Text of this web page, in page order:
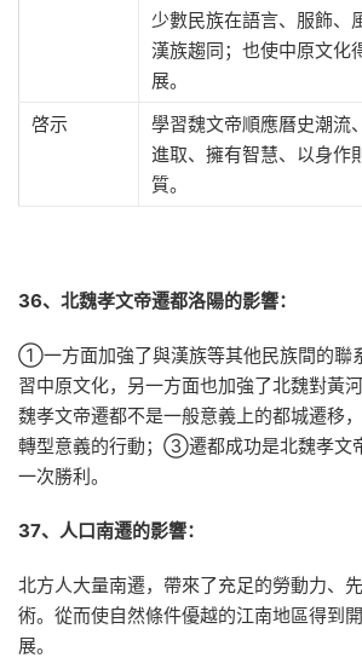
少數民族在語言、服飾、
漢族趨同；也使中原文化
展。
啓示
學習魏文帝順應曆史潮流
進取、擁有智慧、以身作
質。
36、北魏孝文帝遷都洛陽的影響：
①一方面加強了與漢族等其他民族間的聯
習中原文化，另一方面也加強了北魏對
魏孝文帝遷都不是一般意義上的都城遷移
轉型意義的行動；③遷都成功是北魏孝文
一次勝利。
37、人口南遷的影響：
北方人大量南遷，帶來了充足的勞動力、
術。從而使自然條件優越的江南地區得到
展。